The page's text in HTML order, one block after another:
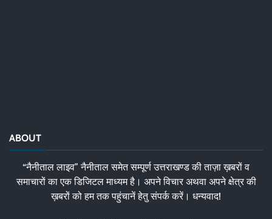
ABOUT
“नैनीताल लाइव” नैनीताल समेत सम्पूर्ण उत्तराखण्ड की ताज़ा ख़बरों व
समाचारों का एक डिजिटल माध्यम है। अपने विचार अथवा अपने क्षेत्र की
ख़बरों को हम तक पहुंचानें हेतु संपर्क करें। धन्यवाद!